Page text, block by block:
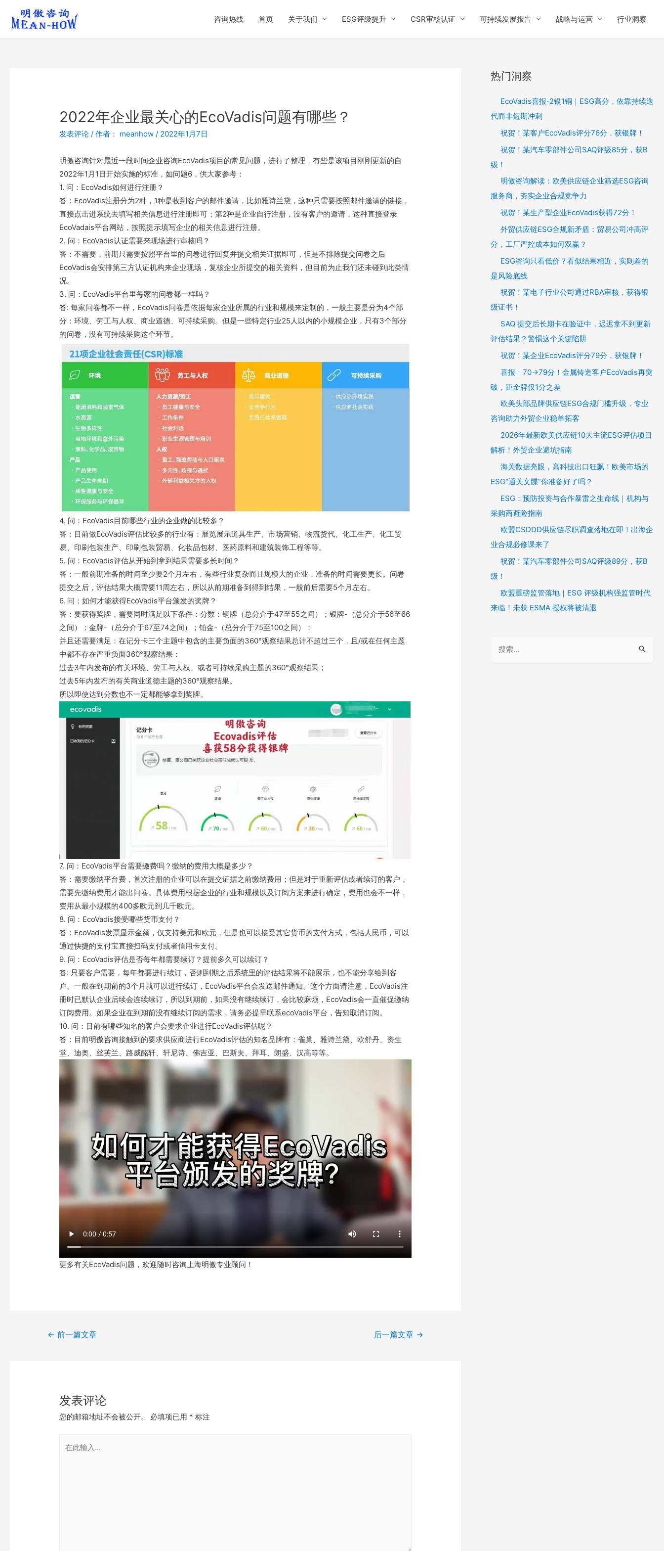
咨询热线 首页 关于我们 ESG评级提升 CSR审核认证 可持续发展报告 战略与运营 行业洞察
2022年企业最关心的EcoVadis问题有哪些？
发表评论 / 作者： meanhow / 2022年1月7日
明傲咨询针对最近一段时间企业咨询EcoVadis项目的常见问题，进行了整理，有些是该项目刚刚更新的自
2022年1月1日开始实施的标准，如问题6，供大家参考：
1. 问：EcoVadis如何进行注册？
答：EcoVadis注册分为2种，1种是收到客户的邮件邀请，比如雅诗兰黛，这种只需要按照邮件邀请的链接，
直接点击进系统去填写相关信息进行注册即可；第2种是企业自行注册，没有客户的邀请，这种直接登录
EcoVadais平台网站，按照提示填写企业的相关信息进行注册。
2. 问：EcoVadis认证需要来现场进行审核吗？
答：不需要，前期只需要按照平台里的问卷进行回复并提交相关证据即可，但是不排除提交问卷之后
EcoVadis会安排第三方认证机构来企业现场，复核企业所提交的相关资料，但目前为止我们还未碰到此类情
况。
3. 问：EcoVadis平台里每家的问卷都一样吗？
答: 每家问卷都不一样，EcoVadis问卷是依据每家企业所属的行业和规模来定制的，一般主要是分为4个部
分：环境、劳工与人权、商业道德、可持续采购。但是一些特定行业25人以内的小规模企业，只有3个部分
的问卷，没有可持续采购这个环节。
4. 问：EcoVadis目前哪些行业的企业做的比较多？
答：目前做EcoVadis评估比较多的行业有：展览展示道具生产、市场营销、物流货代、化工生产、化工贸
易、印刷包装生产、印刷包装贸易、化妆品包材、医药原料和建筑装饰工程等等。
5. 问：EcoVadis评估从开始到拿到结果需要多长时间？
答：一般前期准备的时间至少要2个月左右，有些行业复杂而且规模大的企业，准备的时间需要更长。问卷
提交之后，评估结果大概需要11周左右，所以从前期准备到得到结果，一般前后需要5个月左右。
6. 问：如何才能获得EcoVadis平台颁发的奖牌？
答：要获得奖牌，需要同时满足以下条件：分数：铜牌（总分介于47至55之间）；银牌-（总分介于56至66
之间）；金牌-（总分介于67至74之间）；铂金-（总分介于75至100之间）；
并且还需要满足：在记分卡三个主题中包含的主要负面的360°观察结果总计不超过三个，且/或在任何主题
中都不存在严重负面360°观察结果：
过去3年内发布的有关环境、劳工与人权、或者可持续采购主题的360°观察结果；
过去5年内发布的有关商业道德主题的360°观察结果。
所以即使达到分数也不一定都能够拿到奖牌。
7. 问：EcoVadis平台需要缴费吗？缴纳的费用大概是多少？
答：需要缴纳平台费，首次注册的企业可以在提交证据之前缴纳费用；但是对于重新评估或者续订的客户，
需要先缴纳费用才能出问卷。具体费用根据企业的行业和规模以及订阅方案来进行确定，费用也会不一样，
费用从最小规模的400多欧元到几千欧元。
8. 问：EcoVadis接受哪些货币支付？
答：EcoVadis发票显示金额，仅支持美元和欧元，但是也可以接受其它货币的支付方式，包括人民币，可以
通过快捷的支付宝直接扫码支付或者信用卡支付。
9. 问：EcoVadis评估是否每年都需要续订？提前多久可以续订？
答: 只要客户需要，每年都要进行续订，否则到期之后系统里的评估结果将不能展示，也不能分享给到客
户。一般在到期前的3个月就可以进行续订，EcoVadis平台会发送邮件通知。这个方面请注意，EcoVadis注
册时已默认企业后续会连续续订，所以到期前，如果没有继续续订，会比较麻烦，EcoVadis会一直催促缴纳
订阅费用。如果企业在到期前没有继续订阅的需求，请务必提早联系ecoVadis平台，告知取消订阅。
10. 问：目前有哪些知名的客户会要求企业进行EcoVadis评估呢？
答：目前明傲咨询接触到的要求供应商进行EcoVadis评估的知名品牌有：雀巢、雅诗兰黛、欧舒丹、资生
堂、迪奥、丝芙兰、路威酩轩、轩尼诗、佛吉亚、巴斯夫、拜耳、朗盛、汉高等等。
更多有关EcoVadis问题，欢迎随时咨询上海明傲专业顾问！
← 前一篇文章 后一篇文章 →
发表评论
您的邮箱地址不会被公开。 必填项已用 * 标注
热门洞察
EcoVadis喜报-2银1铜｜ESG高分，依靠持续迭
代而非短期冲刺
祝贺！某客户EcoVadis评分76分，获银牌！
祝贺！某汽车零部件公司SAQ评级85分，获B
级！
明傲咨询解读：欧美供应链企业筛选ESG咨询
服务商，夯实企业合规竞争力
祝贺！某生产型企业EcoVadis获得72分！
外贸供应链ESG合规新矛盾：贸易公司冲高评
分，工厂严控成本如何双赢？
ESG咨询只看低价？看似结果相近，实则差的
是风险底线
祝贺！某电子行业公司通过RBA审核，获得银
级证书！
SAQ 提交后长期卡在验证中，迟迟拿不到更新
评估结果？警惕这个关键陷阱
祝贺！某企业EcoVadis评分79分，获银牌！
喜报｜70→79分！金属铸造客户EcoVadis再突
破，距金牌仅1分之差
欧美头部品牌供应链ESG合规门槛升级，专业
咨询助力外贸企业稳单拓客
2026年最新欧美供应链10大主流ESG评估项目
解析！外贸企业避坑指南
海关数据亮眼，高科技出口狂飙！欧美市场的
ESG“通关文牒”你准备好了吗？
ESG：预防投资与合作暴雷之生命线｜机构与
采购商避险指南
欧盟CSDDD供应链尽职调查落地在即！出海企
业合规必修课来了
祝贺！某汽车零部件公司SAQ评级89分，获B
级！
欧盟重磅监管落地｜ESG 评级机构强监管时代
来临！未获 ESMA 授权将被清退